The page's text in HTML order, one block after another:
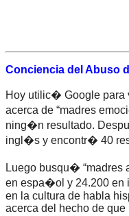
Conciencia del Abuso
Hoy utilic� Google para
acerca de “madres
ning�n resultado.
ingl�s y encontr� 40
Luego busqu� “madres
en espa�ol y 24.200 en
en la cultura de habla
acerca del hecho de